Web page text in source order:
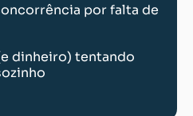
por falta de
dinheiro) tentando